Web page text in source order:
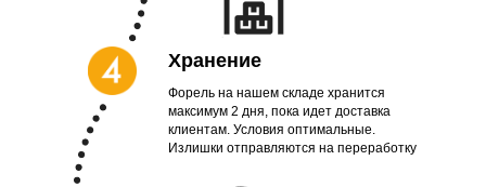
Хранение
Форель на нашем складе хранится
максимум 2 дня, пока идет доставка
клиентам. Условия оптимальные.
Излишки отправляются на переработку